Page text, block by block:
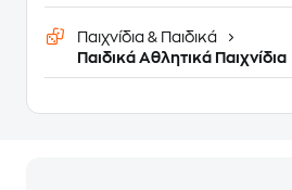
Παιχνίδια & Παιδικά
Παιδικά Αθλητικά Παιχνίδια